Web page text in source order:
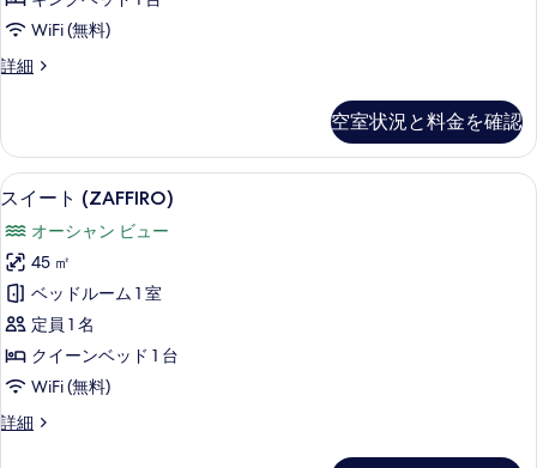
写
真
示
す
る
詳
細
す
べ
て
写
真
を
表
示
す
る
WiFi (無料)
詳細
ス
(SMERALDO)
の
詳
空室状況と料金を確認
ス
ー
ト
(ZAFFIRO)
の
す
べ
て
高級寝具、羽毛の掛け布団、低反発
6
スイート (ZAFFIRO)
オーシャン ビュー
45 ㎡
ベッドルーム 1 室
定員 1 名
クイーンベッド 1 台
WiFi (無料)
詳細
ス